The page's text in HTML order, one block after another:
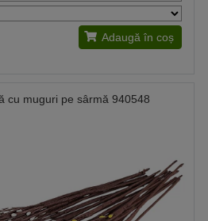
Adaugă în coș
cu muguri pe sârmă 940548